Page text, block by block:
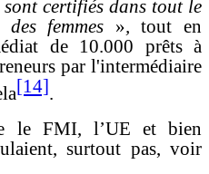
certifiés dans tout le
femmes », tout en
de 10.000 prêts à
par l'intermédiaire
[14].
le FMI, l’UE et bien
surtout pas, voir